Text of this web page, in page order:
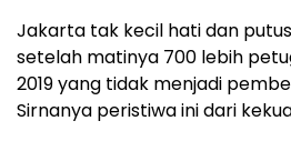
Jakarta tak kecil hati dan
setelah matinya 700 lebih
2019 yang tidak menjadi
Sirnanya peristiwa ini dari